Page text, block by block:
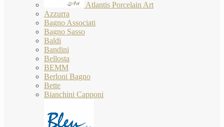
Atlantis Porcelain Art
Azzurra
Bagno Associati
Bagno Sasso
Baldi
Bandini
Bellosta
BEMM
Berloni Bagno
Bette
Bianchini Capponi